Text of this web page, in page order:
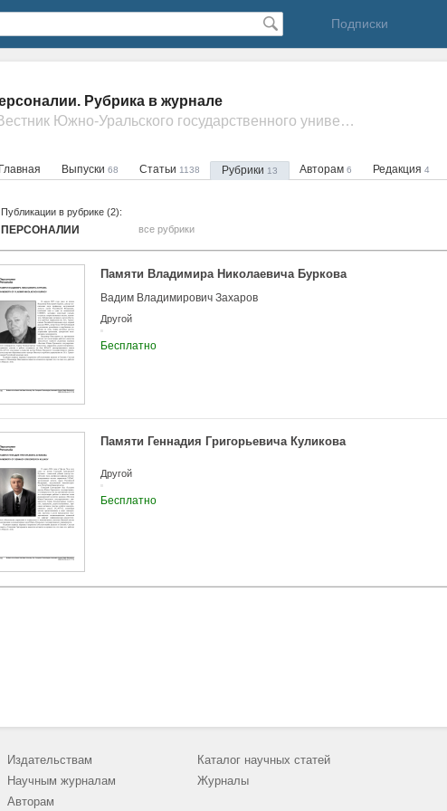
Подписки
Рубрика в журнале
- Вестник Южно-Уральского государственного университета. Серия: Компьютерные технологии, управление, радиоэлектроника
Главная Выпуски 68 Статьи 1138 Рубрики 13 Авторам 6 Редакция 4
Публикации в рубрике (2):
ПЕРСОНАЛИИ все рубрики
Памяти Владимира Николаевича Буркова
Вадим Владимирович Захаров
Другой
Бесплатно
Памяти Геннадия Григорьевича Куликова
Другой
Бесплатно
Издательствам
Научным журналам
Авторам
Каталог научных статей
Журналы